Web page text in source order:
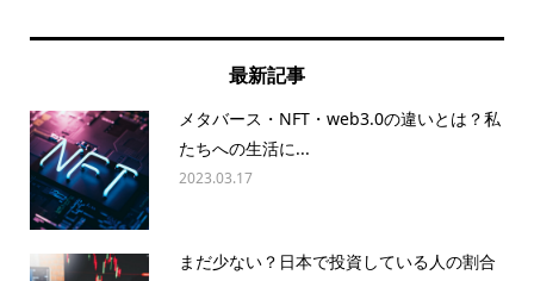
最新記事
メタバース・NFT・web3.0の違いとは？私
たちへの生活に...
2023.03.17
まだ少ない？日本で投資している人の割合